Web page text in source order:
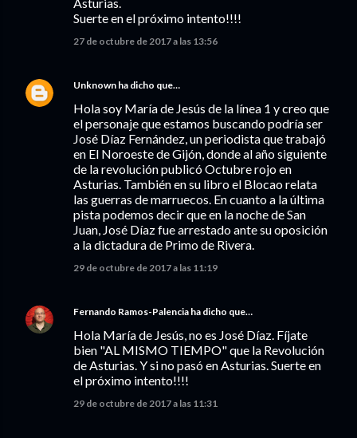
Suerte en el próximo intento!!!!
27 de octubre de 2017 a las 13:56
Unknown ha dicho que…
Hola soy María de Jesús de la línea 1 y creo que
el personaje que estamos buscando podría ser
José Díaz Fernández, un periodista que trabajó
en El Noroeste de Gijón, donde al año siguiente
de la revolución publicó Octubre rojo en
Asturias. También en su libro el Blocao relata
las guerras de marruecos. En cuanto a la última
pista podemos decir que en la noche de San
Juan, José Díaz fue arrestado ante su oposición
a la dictadura de Primo de Rivera.
29 de octubre de 2017 a las 11:19
Fernando Ramos-Palencia ha dicho que…
Hola María de Jesús, no es José Díaz. Fíjate
bien "AL MISMO TIEMPO" que la Revolución
de Asturias. Y si no pasó en Asturias. Suerte en
el próximo intento!!!!
29 de octubre de 2017 a las 11:31